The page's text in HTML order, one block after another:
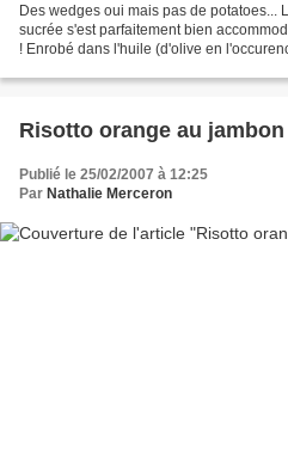
Des wedges oui mais pas de potatoes...
sucrée s'est parfaitement bien
! Enrobé dans l'huile (d'olive en
Risotto orange au
Publié le 25/02/2007 à 12:25
Par Nathalie Merceron